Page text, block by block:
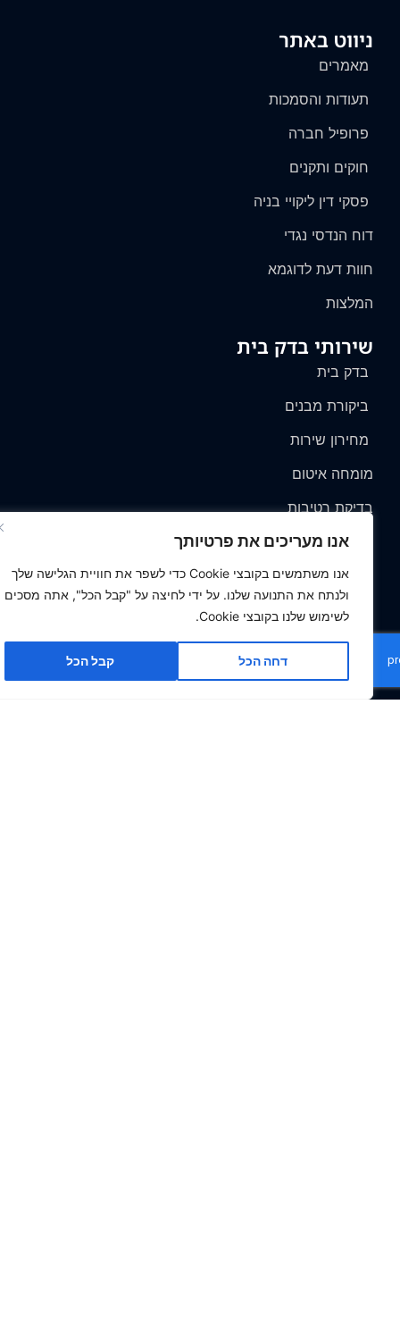
אנו מעריכים את פרטיותך
אנו משתמשים בקובצי Cookie כדי לשפר את חוויית הגלישה שלך
ולנתח את התנועה שלנו. על ידי לחיצה על "קבל הכל", אתה מסכים
לשימוש שלנו בקובצי Cookie.
דחה הכל קבל הכל
שירותי בדק בית
בדק בית
ביקורת מבנים
מחירון שירות
מומחה איטום
בדיקת רטיבות
ליקויים בחזיתות מבנים
ליקויי בניה
בדיקת דירות במבנים משותפים
בדק בית בשטחים משותפים
איתור נזילות מים
ניווט באתר
מאמרים
תעודות והסמכות
פרופיל חברה
חוקים ותקנים
פסקי דין ליקויי בניה
דוח הנדסי נגדי
חוות דעת לדוגמא
המלצות